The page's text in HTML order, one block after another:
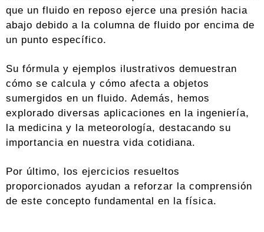
que un fluido en reposo ejerce una presión hacia
abajo debido a la columna de fluido por encima de
un punto específico.
Su fórmula y ejemplos ilustrativos demuestran
cómo se calcula y cómo afecta a objetos
sumergidos en un fluido. Además, hemos
explorado diversas aplicaciones en la ingeniería,
la medicina y la meteorología, destacando su
importancia en nuestra vida cotidiana.
Por último, los ejercicios resueltos
proporcionados ayudan a reforzar la comprensión
de este concepto fundamental en la física.